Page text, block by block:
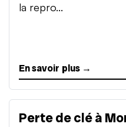
la repro...
En savoir plus →
Perte de clé à